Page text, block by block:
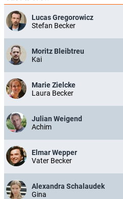
Lucas Gregorowicz
Stefan Becker
Moritz Bleibtreu
Kai
Marie Zielcke
Laura Becker
Julian Weigend
Achim
Elmar Wepper
Vater Becker
Alexandra Schalaudek
Gina